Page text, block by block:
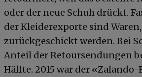
oder der neue Schuh drückt.
der Kleiderexporte sind
zurückgeschickt werden. Bei
Anteil der Retoursendungen
Hälfte. 2015 war der